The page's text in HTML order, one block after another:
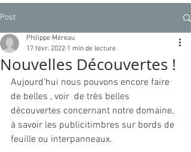
Post
Nouvelles Découvertes !
Philippe Méreau
17 févr. 2022 1 min de lecture
Aujourd'hui nous pouvons encore faire
de belles , voir  de très belles
découvertes concernant notre domaine,
à savoir les publicitimbres sur bords de
feuille ou interpanneaux.